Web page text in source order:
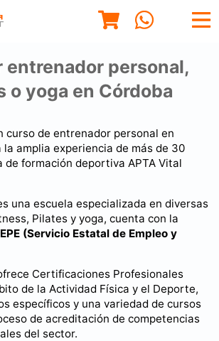
entrenador personal,
o yoga en Córdoba
curso de entrenador personal en
la amplia experiencia de más de 30
de formación deportiva APTA Vital
una escuela especializada en diversas
Pilates y yoga, cuenta con la
(Servicio Estatal de Empleo y
Certificaciones Profesionales
de la Actividad Física y el Deporte,
específicos y una variedad de cursos
de acreditación de competencias
del sector.